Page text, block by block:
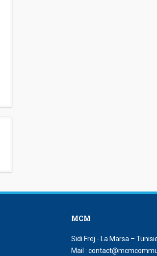
MCM
Sidi Frej - La Marsa –
Mail :